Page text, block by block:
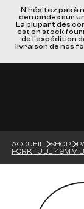
N'hésitez pas à
demandes sur
La plupart des
est en stock
de l'expédition
livraison de nos
ACCUEIL SHOP
FORK TUBE 49MM